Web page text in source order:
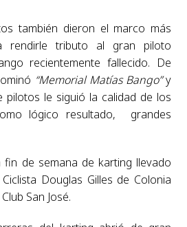
también dieron el marco más
rendirle tributo al gran piloto
recientemente fallecido. De
“Memorial Matías Bango”y
pilotos le siguió la calidad de los
lógico resultado, grandes
fin de semana de karting llevado
Douglas Gilles de Colonia
San José.